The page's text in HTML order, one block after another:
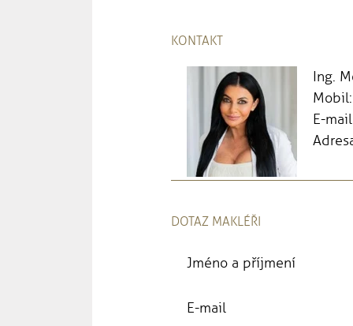
KONTAKT
Ing.
E-
DOTAZ MAKLÉŘI
Jméno a příjmení
E-mail